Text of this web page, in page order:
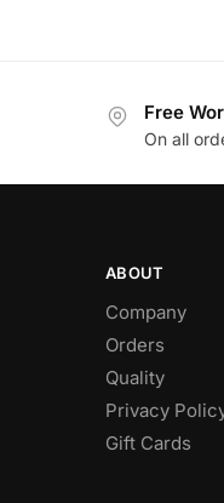
Free
On all
ABOUT
Company
Orders
Quality
Privacy
Gift Cards